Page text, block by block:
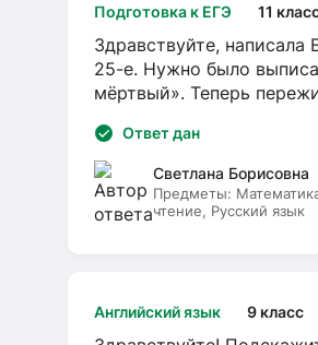
Подготовка к ЕГЭ 11
Здравствуйте,
25-е. Нужно было
мёртвый». Теперь
Ответ дан
Светлана Борисовна
Предметы:
чтение, Русский язык
Английский язык 9 класс